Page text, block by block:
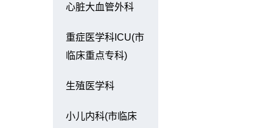
心脏大血管外科
重症医学科ICU(市
临床重点专科)
生殖医学科
小儿内科(市临床